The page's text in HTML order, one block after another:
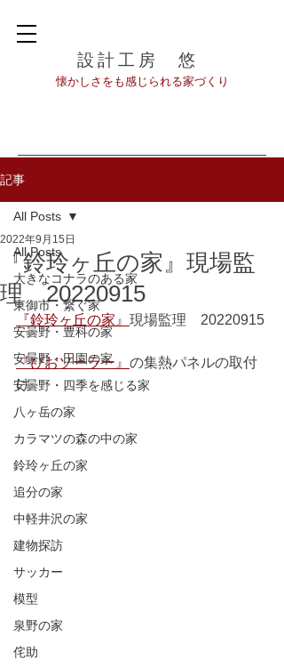
設計工房 悠
​懐かしさをも感じられる家づくり
記事
All Posts
大きなコナラのある家
東御市・繋ぐ家
安曇野・豊科の家
安曇野・田園の家
安曇野・四季を感じる家
八ヶ岳の家
カラマツの森の中の家
鈴玲ヶ丘の家
追分の家
中軽井沢の家
建物探訪
サッカー
模型
泉野の家
侘助
All Posts
『鈴玲ヶ丘の家』現場監
理 20220915
2022年9月15日
『鈴玲ヶ丘の家』 現場監理　20220915
『びおソーラー』 の集熱パネルの取付
け